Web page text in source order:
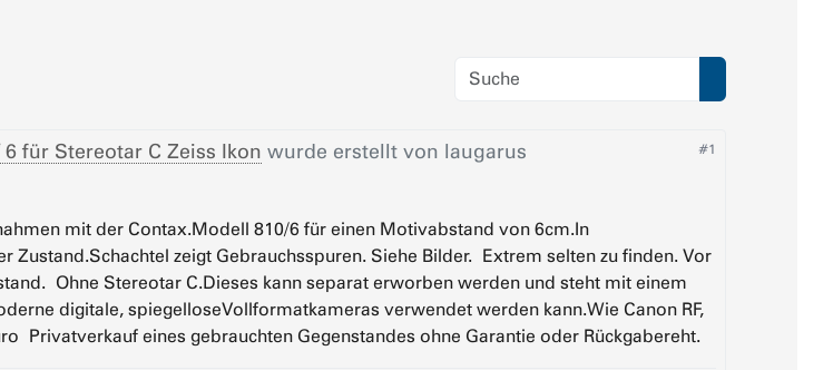
für Stereotar C Zeiss Ikon wurde erstellt von laugarus #1
mit der Contax.Modell 810/6 für einen Motivabstand von 6cm.In
Zustand.Schachtel zeigt Gebrauchsspuren. Siehe Bilder. Extrem selten zu finden. Vor
Ohne Stereotar C.Dieses kann separat erworben werden und steht mit einem
digitale, spiegelloseVollformatkameras verwendet werden kann.Wie Canon RF,
Privatverkauf eines gebrauchten Gegenstandes ohne Garantie oder Rückgabereht.